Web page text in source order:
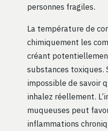
personnes fragiles.
La température de
chimiquement les
créant
substances toxiques.
impossible de savoir
inhalez réellement.
muqueuses peut
inflammations